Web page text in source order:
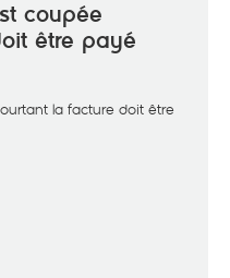
coupée
être payé
la facture doit être